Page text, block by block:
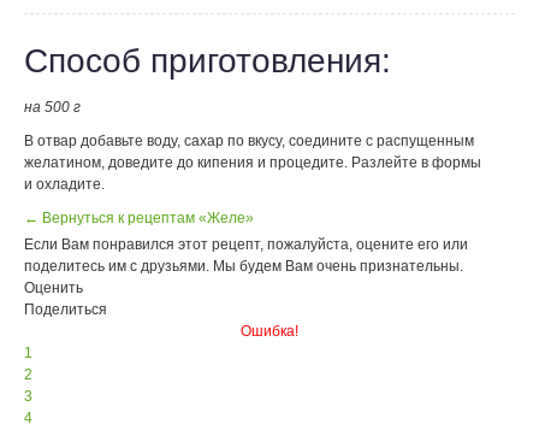
Способ приготовления:
на 500 г
В отвар добавьте воду, сахар по вкусу, соедините с распущенным
желатином, доведите до кипения и процедите. Разлейте в формы
и охладите.
← Вернуться к рецептам «Желе»
Если Вам понравился этот рецепт, пожалуйста, оцените его или
поделитесь им с друзьями. Мы будем Вам очень признательны.
Оценить
Поделиться
Ошибка!
1
2
3
4